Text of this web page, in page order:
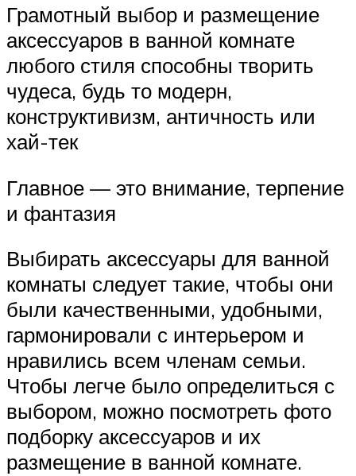
Грамотный выбор и размещение
аксессуаров в ванной комнате
любого стиля способны творить
чудеса, будь то модерн,
конструктивизм, античность или
хай-тек
Главное — это внимание, терпение
и фантазия
Выбирать аксессуары для ванной
комнаты следует такие, чтобы они
были качественными, удобными,
гармонировали с интерьером и
нравились всем членам семьи.
Чтобы легче было определиться с
выбором, можно посмотреть фото
подборку аксессуаров и их
размещение в ванной комнате.